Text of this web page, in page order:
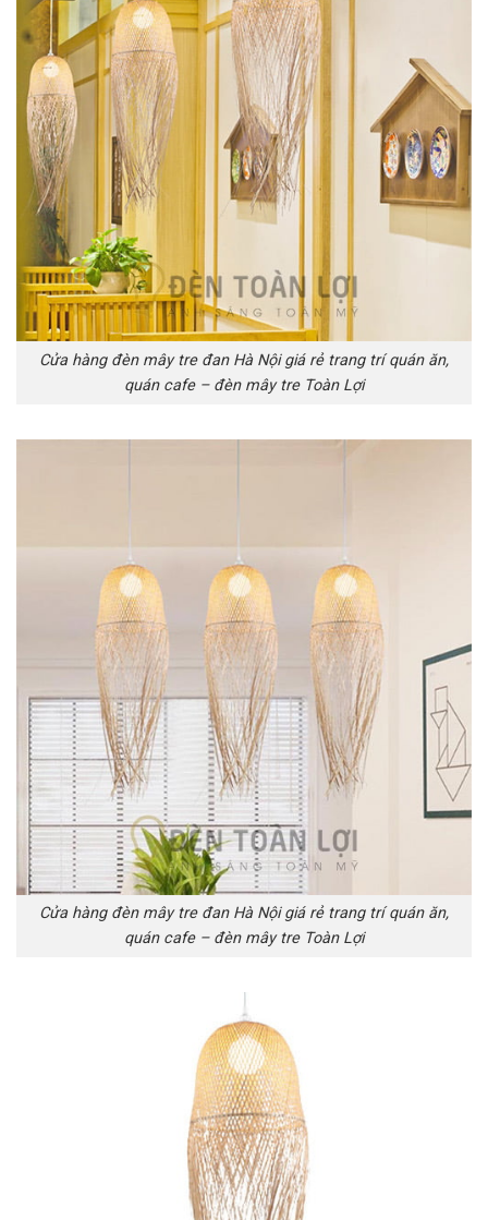
Cửa hàng đèn mây tre đan Hà Nội giá rẻ trang trí quán ăn,
quán cafe – đèn mây tre Toàn Lợi
Cửa hàng đèn mây tre đan Hà Nội giá rẻ trang trí quán ăn,
quán cafe – đèn mây tre Toàn Lợi